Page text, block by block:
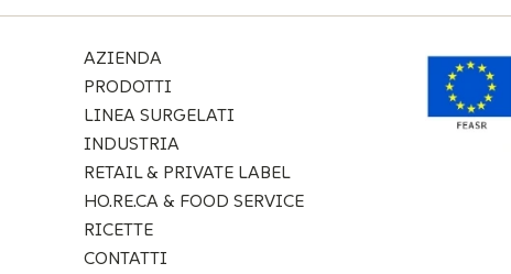
AZIENDA
PRODOTTI
LINEA SURGELATI
INDUSTRIA
RETAIL & PRIVATE LABEL
HO.RE.CA & FOOD SERVICE
RICETTE
CONTATTI